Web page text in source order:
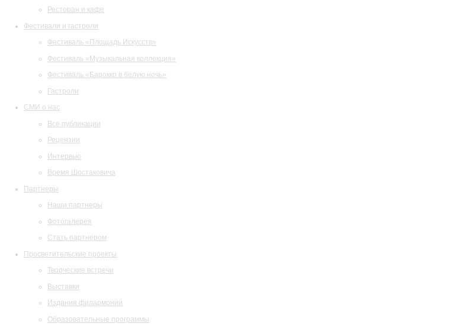
Ресторан и кафе
Фестивали и гастроли
Фестиваль «Площадь Искусств»
Фестиваль «Музыкальная коллекция»
Фестиваль «Барокко в белую ночь»
Гастроли
СМИ о нас
Все публикации
Рецензии
Интервью
Время Шостаковича
Партнеры
Наши партнеры
Фотогалерея
Стать партнером
Просветительские проекты
Творческие встречи
Выставки
Издания филармонии
Образовательные программы